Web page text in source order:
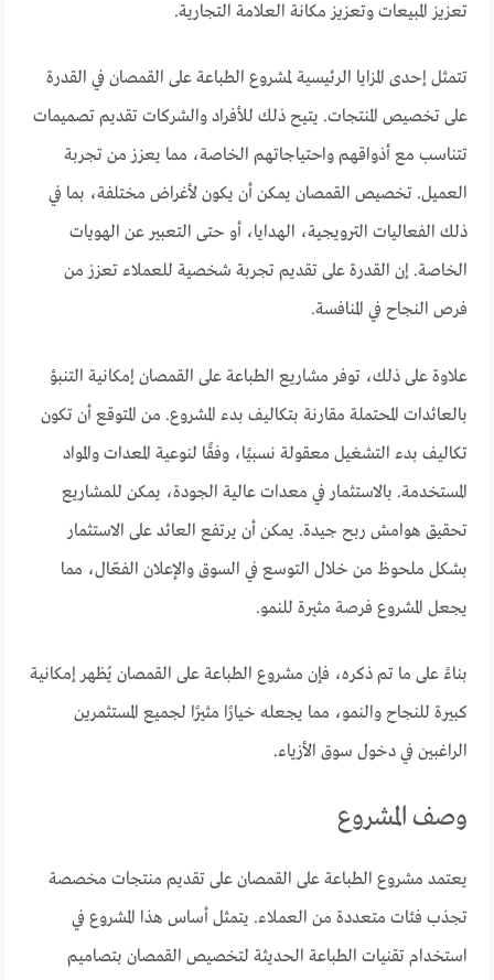
تعزيز المبيعات وتعزيز مكانة العلامة التجارية.
تتمثل إحدى المزايا الرئيسية لمشروع الطباعة على القمصان في القدرة
على تخصيص المنتجات. يتيح ذلك للأفراد والشركات تقديم تصميمات
تتناسب مع أذواقهم واحتياجاتهم الخاصة، مما يعزز من تجربة
العميل. تخصيص القمصان يمكن أن يكون لأغراض مختلفة، بما في
ذلك الفعاليات الترويجية، الهدايا، أو حتى التعبير عن الهويات
الخاصة. إن القدرة على تقديم تجربة شخصية للعملاء تعزز من
فرص النجاح في المنافسة.
علاوة على ذلك، توفر مشاريع الطباعة على القمصان إمكانية التنبؤ
بالعائدات المحتملة مقارنة بتكاليف بدء المشروع. من المتوقع أن تكون
تكاليف بدء التشغيل معقولة نسبيًا، وفقًا لنوعية المعدات والمواد
المستخدمة. بالاستثمار في معدات عالية الجودة، يمكن للمشاريع
تحقيق هوامش ربح جيدة. يمكن أن يرتفع العائد على الاستثمار
بشكل ملحوظ من خلال التوسع في السوق والإعلان الفعّال، مما
يجعل المشروع فرصة مثيرة للنمو.
بناءً على ما تم ذكره، فإن مشروع الطباعة على القمصان يُظهر إمكانية
كبيرة للنجاح والنمو، مما يجعله خيارًا مثيرًا لجميع المستثمرين
الراغبين في دخول سوق الأزياء.
وصف المشروع
يعتمد مشروع الطباعة على القمصان على تقديم منتجات مخصصة
تجذب فئات متعددة من العملاء. يتمثل أساس هذا المشروع في
استخدام تقنيات الطباعة الحديثة لتخصيص القمصان بتصاميم